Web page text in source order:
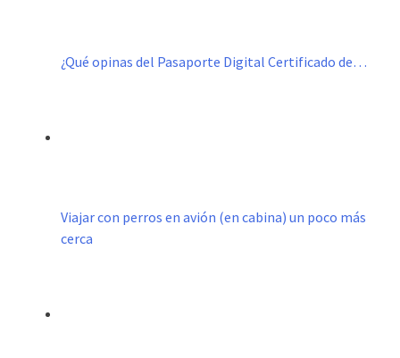
¿Qué opinas del Pasaporte Digital Certificado de…
Viajar con perros en avión (en cabina) un poco más
cerca